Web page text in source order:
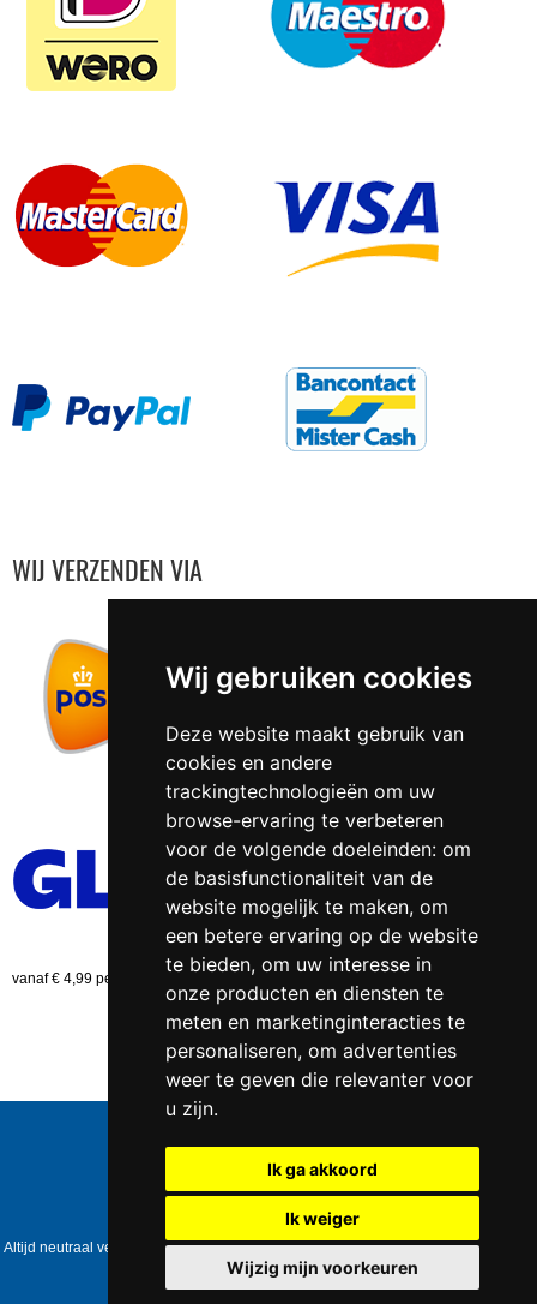
Wij gebruiken cookies
Deze website maakt gebruik van
cookies en andere
trackingtechnologieën om uw
browse-ervaring te verbeteren
voor de volgende doeleinden: om
de basisfunctionaliteit van de
website mogelijk te maken, om
een betere ervaring op de website
te bieden, om uw interesse in
onze producten en diensten te
meten en marketinginteracties te
personaliseren, om advertenties
weer te geven die relevanter voor
u zijn.
Ik ga akkoord
Ik weiger
Wijzig mijn voorkeuren
WIJ VERZENDEN VIA
vanaf € 4,99 per bestelling (NL)
Telefoonnummer:
KVK-nummer:5085.3279 teEnschede
NL823086161B01
IBAN:DE39 4016 4024 0162 9257 00
Copyright © 2006-2026Healthpower.nl
Altijd neutraal verpakt • Geen expliciete vermelding op het pakket • Op werkdagen
voor 17:00 besteld = dezelfde dag verzonden
Update cookies preferences